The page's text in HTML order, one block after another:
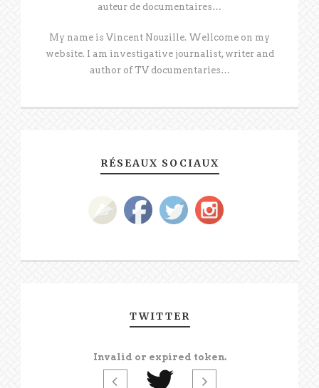
auteur de documentaires…
My name is Vincent Nouzille. Wellcome on my
website. I am investigative journalist, writer and
author of TV documentaries…
RÉSEAUX SOCIAUX
TWITTER
Invalid or expired token.